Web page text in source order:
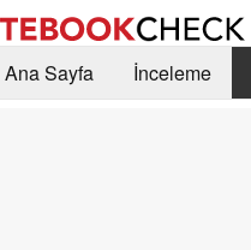
Ana Sayfa İnceleme